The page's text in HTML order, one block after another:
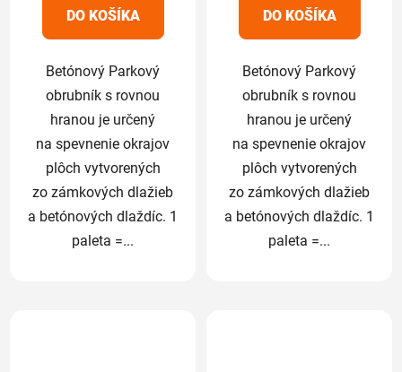
5
hviezdičiek.
DO KOŠÍKA
Betónový Parkový
obrubník s rovnou
hranou je určený
na spevnenie okrajov
plôch vytvorených
zo zámkových dlažieb
a betónových dlaždíc. 1
paleta =...
5
hviezdičiek.
DO KOŠÍKA
Betónový Parkový
obrubník s rovnou
hranou je určený
na spevnenie okrajov
plôch vytvorených
zo zámkových dlažieb
a betónových dlaždíc. 1
paleta =...